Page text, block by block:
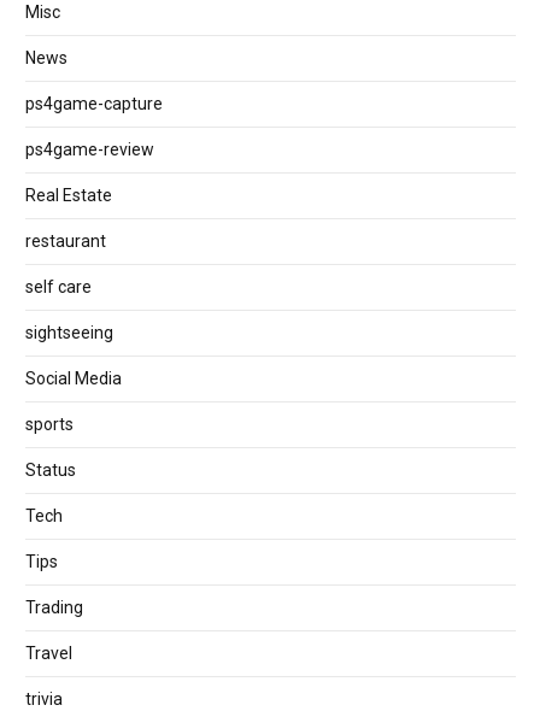
Misc
News
ps4game-capture
ps4game-review
Real Estate
restaurant
self care
sightseeing
Social Media
sports
Status
Tech
Tips
Trading
Travel
trivia